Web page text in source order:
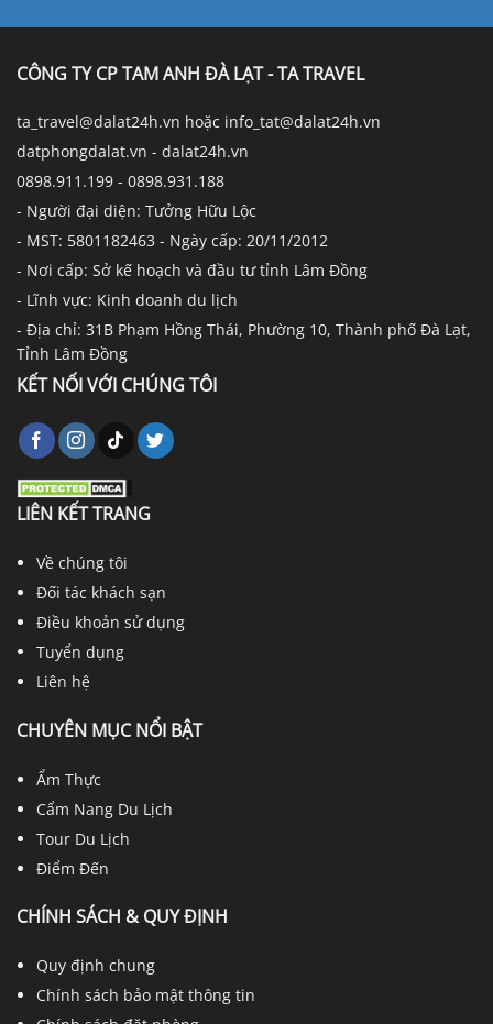
CÔNG TY CP TAM ANH ĐÀ LẠT - TA TRAVEL
ta_travel@dalat24h.vn hoặc info_tat@dalat24h.vn
datphongdalat.vn - dalat24h.vn
0898.911.199 - 0898.931.188
- Người đại diện: Tưởng Hữu Lộc
- MST: 5801182463 - Ngày cấp: 20/11/2012
- Nơi cấp: Sở kế hoạch và đầu tư tỉnh Lâm Đồng
- Lĩnh vực: Kinh doanh du lịch
- Địa chỉ: 31B Phạm Hồng Thái, Phường 10, Thành phố Đà Lạt,
Tỉnh Lâm Đồng
KẾT NỐI VỚI CHÚNG TÔI
LIÊN KẾT TRANG
Về chúng tôi
Đối tác khách sạn
Điều khoản sử dụng
Tuyển dụng
Liên hệ
CHUYÊN MỤC NỔI BẬT
Ẩm Thực
Cẩm Nang Du Lịch
Tour Du Lịch
Điểm Đến
CHÍNH SÁCH & QUY ĐỊNH
Quy định chung
Chính sách bảo mật thông tin